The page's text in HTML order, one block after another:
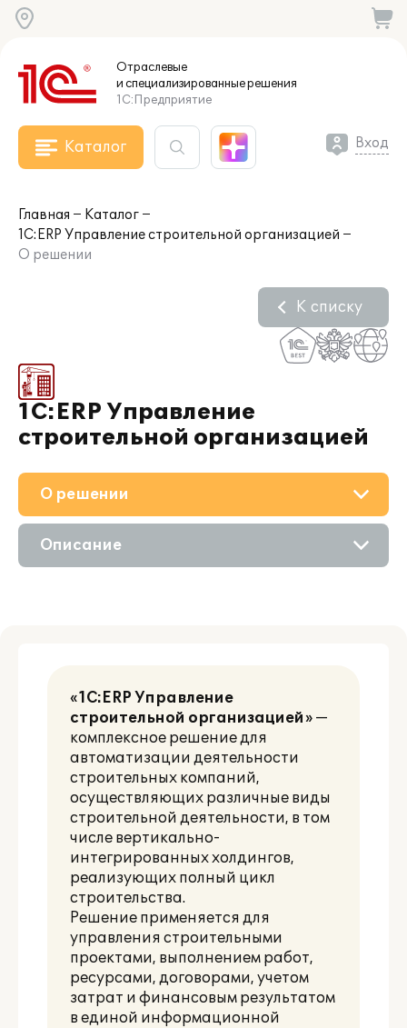
Отраслевые
и специализированныерешения
1С:Предприятие
Каталог Вход
Главная
Каталог
1С:ERP Управление строительной организацией
О решении
1С:ERP Управление
строительной организацией
К списку
О решении
Приобретение
Описание
«1C:ERP Управление
строительной организацией» —
комплексное решение для
автоматизации деятельности
строительных компаний,
осуществляющих различные виды
строительной деятельности, в том
числе вертикально-
интегрированных холдингов,
реализующих полный цикл
строительства.
Решение применяется для
управления строительными
проектами, выполнением работ,
ресурсами, договорами, учетом
затрат и финансовым результатом
в единой информационной